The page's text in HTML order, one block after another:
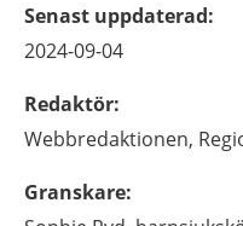
Senast uppdaterad:
2024-09-04
Redaktör:
Webbredaktionen,
Granskare: